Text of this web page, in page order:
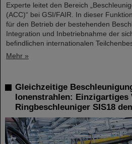
Experte leitet den Bereich
(ACC)“ bei GSI/FAIR. In dieser
für den Betrieb der bestehenden
Integration und Inbetriebnahme der
befindlichen internationalen
Mehr »
Gleichzeitige
Ionenstrahlen: Einzigartiges
Ringbeschleuniger SIS18